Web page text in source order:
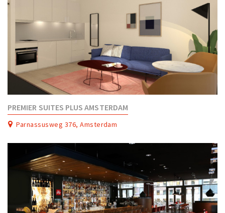
PREMIER SUITES PLUS AMSTERDAM
Parnassusweg 376, Amsterdam